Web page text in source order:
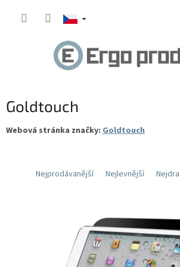
Goldtouch
Webová stránka značky: Goldtouch
Nejprodávanější Nejlevnější